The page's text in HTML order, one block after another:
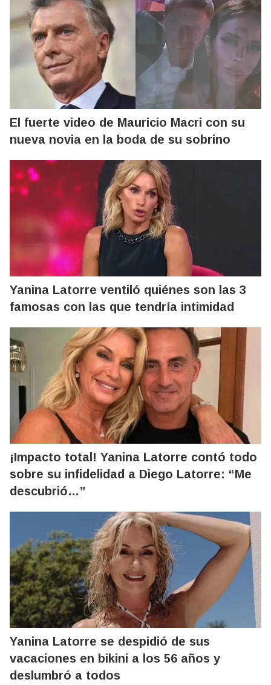
El fuerte video de Mauricio Macri con su
nueva novia en la boda de su sobrino
Yanina Latorre ventiló quiénes son las 3
famosas con las que tendría intimidad
¡Impacto total! Yanina Latorre contó todo
sobre su infidelidad a Diego Latorre: “Me
descubrió…”
Yanina Latorre se despidió de sus
vacaciones en bikini a los 56 años y
deslumbró a todos